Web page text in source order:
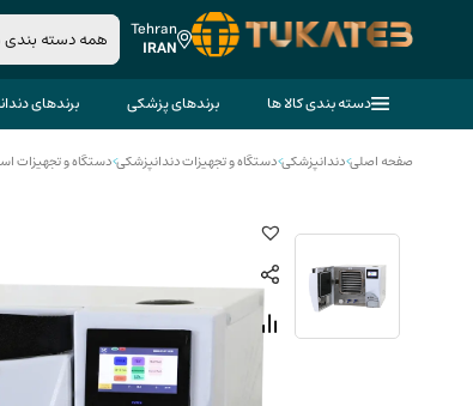
Tehran
IRAN
دسته بندی کالا ها برندهای پزشکی برندهای
صفحه اصلی>دندانپزشکی>دستگاه و تجهیزات دندانپزشکی>دستگاه و تجهیزات